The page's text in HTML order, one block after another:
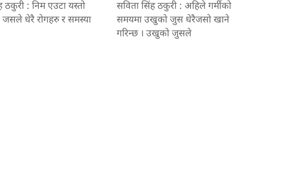
ठकुरी : निम एउटा यस्तो
धेरै रोगहरु र समस्या
सविता सिंह ठकुरी : अहिले गर्मीको
समयमा उखुको जुस धेरैजसो खाने
गरिन्छ । उखुको जुसले